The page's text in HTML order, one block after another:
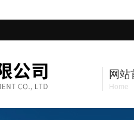
网站
Home